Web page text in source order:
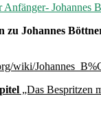
Anfänger- Johannes
zu Johannes
wiki/
„Das Bespritzen